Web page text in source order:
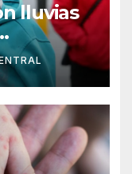
lluvias
en el